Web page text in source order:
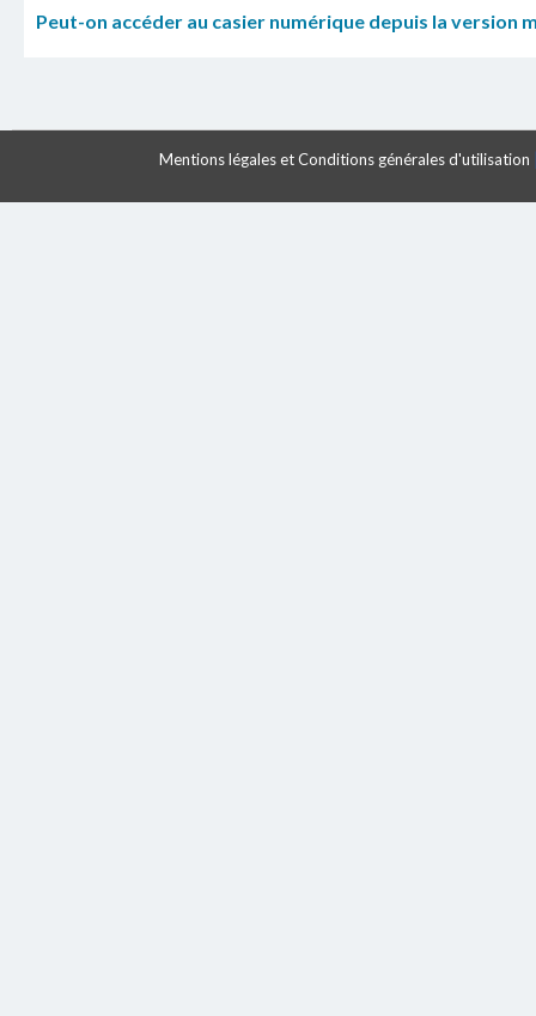
Peut-on accéder au casier numérique depuis la version
Mentions légales et Conditions générales d'utilisation